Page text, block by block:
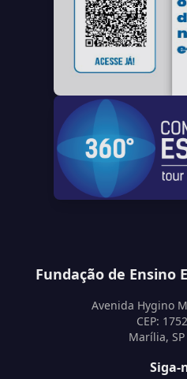
Fundação de Ensino
Avenida Hygino
CEP:
Marília,
Siga-